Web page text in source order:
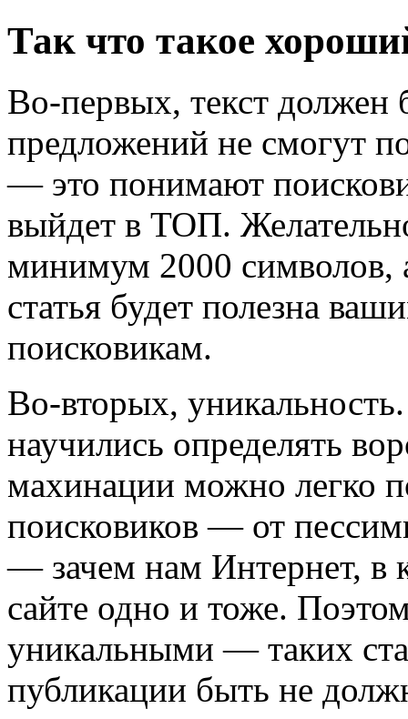
Так что такое
Во-первых, текст
предложений не смогут
— это понимают
выйдет в ТОП.
минимум 2000
статья будет полезна
поисковикам.
Во-вторых,
научились определять
махинации можно легко
поисковиков — от
— зачем нам Интернет, в
сайте одно и тоже.
уникальными — таких
публикации быть не